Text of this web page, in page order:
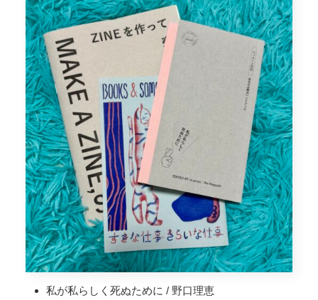
私が私らしく死ぬために / 野口理恵